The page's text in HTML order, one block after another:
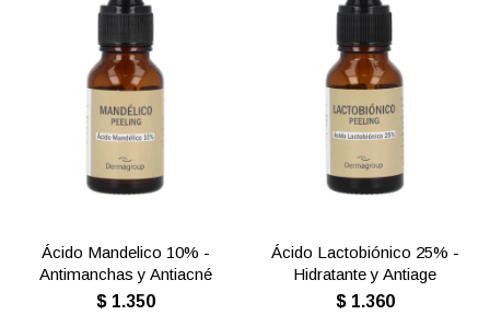
Ácido Mandelico 10% -
Antimanchas y Antiacné
$ 1.350
Ácido Lactobiónico 25% -
Hidratante y Antiage
$ 1.360